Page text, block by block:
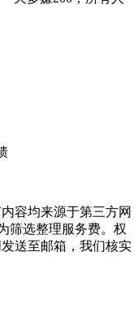
容均来源于第三方网
筛选整理服务费。权
送至邮箱，我们核实